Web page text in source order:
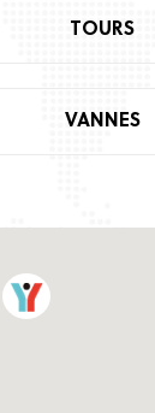
TOURS
VANNES